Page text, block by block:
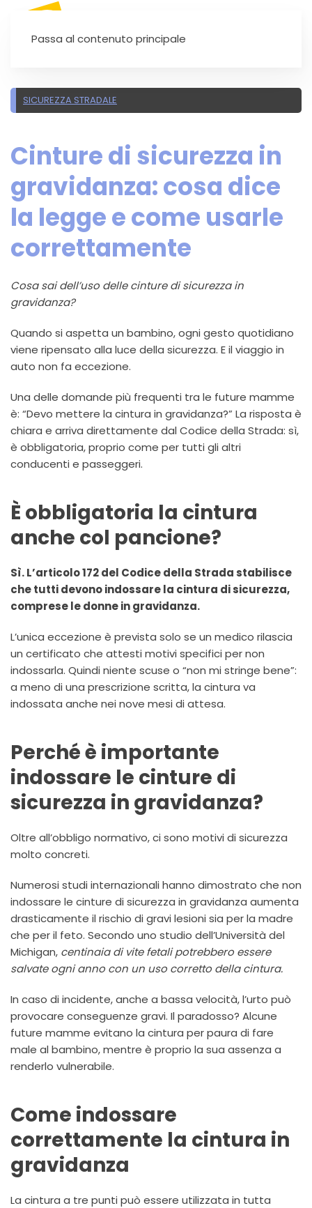
Passa al contenuto principale
SICUREZZA STRADALE
Cinture di sicurezza in
gravidanza: cosa dice
la legge e come usarle
correttamente
Cosa sai dell’uso delle cinture di sicurezza in
gravidanza?
Quando si aspetta un bambino, ogni gesto quotidiano
viene ripensato alla luce della sicurezza. E il viaggio in
auto non fa eccezione.
Una delle domande più frequenti tra le future mamme
è: “Devo mettere la cintura in gravidanza?” La risposta è
chiara e arriva direttamente dal Codice della Strada: sì,
è obbligatoria, proprio come per tutti gli altri
conducenti e passeggeri.
È obbligatoria la cintura
anche col pancione?
Sì. L’articolo 172 del Codice della Strada stabilisce
che tutti devono indossare la cintura di sicurezza,
comprese le donne in gravidanza.
L’unica eccezione è prevista solo se un medico rilascia
un certificato che attesti motivi specifici per non
indossarla. Quindi niente scuse o “non mi stringe bene”:
a meno di una prescrizione scritta, la cintura va
indossata anche nei nove mesi di attesa.
Perché è importante
indossare le cinture di
sicurezza in gravidanza?
Oltre all’obbligo normativo, ci sono motivi di sicurezza
molto concreti.
Numerosi studi internazionali hanno dimostrato che non
indossare le cinture di sicurezza in gravidanza aumenta
drasticamente il rischio di gravi lesioni sia per la madre
che per il feto. Secondo uno studio dell’Università del
Michigan, centinaia di vite fetali potrebbero essere
salvate ogni anno con un uso corretto della cintura.
In caso di incidente, anche a bassa velocità, l’urto può
provocare conseguenze gravi. Il paradosso? Alcune
future mamme evitano la cintura per paura di fare
male al bambino, mentre è proprio la sua assenza a
renderlo vulnerabile.
Come indossare
correttamente la cintura in
gravidanza
La cintura a tre punti può essere utilizzata in tutta